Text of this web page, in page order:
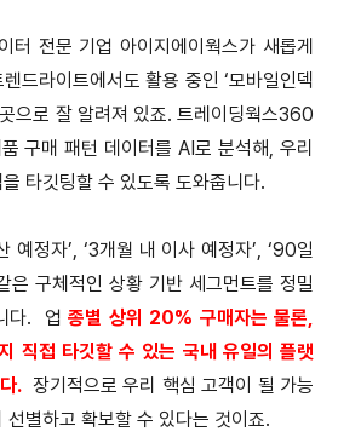
터 전문 기업 아이지에이웍스가 새롭게
드라이트에서도 활용 중인 ‘모바일인덱
으로 잘 알려져 있죠. 트레이딩웍스360
구매 패턴 데이터를 AI로 분석해, 우리
타깃팅할 수 있도록 도와줍니다.
예정자’, ‘3개월 내 이사 예정자’, ‘90일
은 구체적인 상황 기반 세그먼트를 정밀
다. 업 종별 상위 20% 구매자는 물론,
직접 타깃할 수 있는 국내 유일의 플랫
.장기적으로 우리 핵심 고객이 될 가능
별하고 확보할 수 있다는 것이죠.